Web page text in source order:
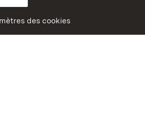
des cookies